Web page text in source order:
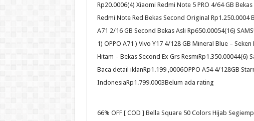
Rp20.0006(4) Xiaomi Redmi Note 5 PRO 4/64 GB
Redmi Note Red Bekas Second Original Rp1.250.0004
A71 2/16 GB Second Bekas Asli Rp650.00054(16)
1) OPPO A71 ) Vivo Y17 4/128 GB Mineral Blue –
Hitam – Bekas Second Ex Grs
Baca detail iklanRp1.199 ,0006OPPO A54 4/128GB
IndonesiaRp1.799.0003Belum ada rating
66% OFF [ COD ] Bella Square 50 Colors Hijab